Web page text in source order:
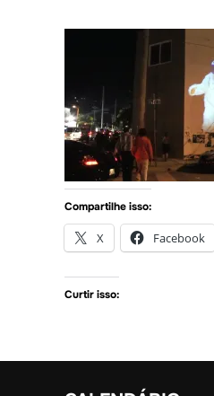
Compartilhe isso:
X Facebook
Curtir isso: